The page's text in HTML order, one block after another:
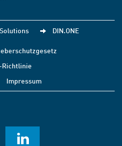
DIN.ONE
Richtlinie
Impressum